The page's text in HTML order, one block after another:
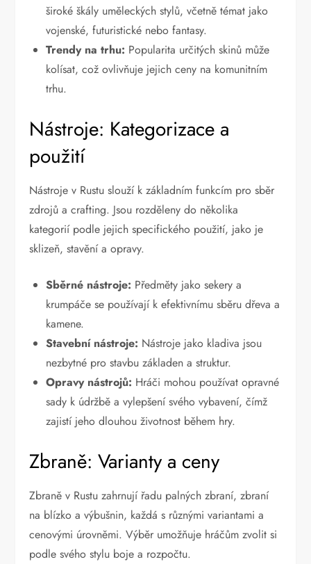
široké škály uměleckých stylů, včetně témat jako
vojenské, futuristické nebo fantasy.
Trendy na trhu: Popularita určitých skinů může
kolísat, což ovlivňuje jejich ceny na komunitním
trhu.
Nástroje: Kategorizace a
použití
Nástroje v Rustu slouží k základním funkcím pro sběr
zdrojů a crafting. Jsou rozděleny do několika
kategorií podle jejich specifického použití, jako je
sklizeň, stavění a opravy.
Sběrné nástroje: Předměty jako sekery a
krumpáče se používají k efektivnímu sběru dřeva a
kamene.
Stavební nástroje: Nástroje jako kladiva jsou
nezbytné pro stavbu základen a struktur.
Opravy nástrojů: Hráči mohou používat opravné
sady k údržbě a vylepšení svého vybavení, čímž
zajistí jeho dlouhou životnost během hry.
Zbraně: Varianty a ceny
Zbraně v Rustu zahrnují řadu palných zbraní, zbraní
na blízko a výbušnin, každá s různými variantami a
cenovými úrovněmi. Výběr umožňuje hráčům zvolit si
podle svého stylu boje a rozpočtu.